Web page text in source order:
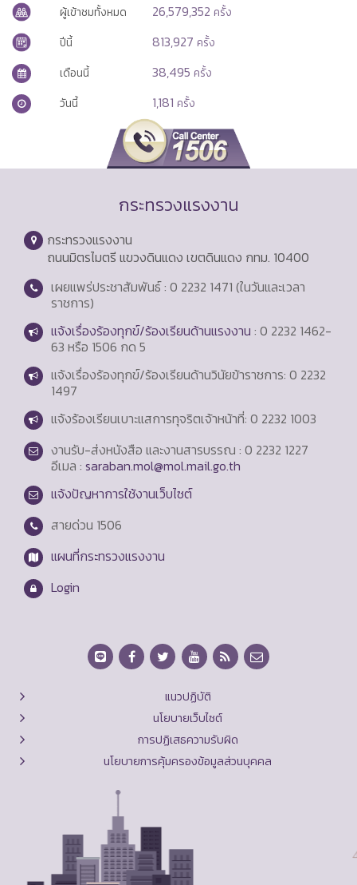
ผู้เข้าชมทั้งหมด 26,579,352 ครั้ง
ปีนี้
813,927 ครั้ง
เดือนนี้
38,495 ครั้ง
วันนี้
1,181 ครั้ง
กระทรวงแรงงาน
กระทรวงแรงงาน
ถนนมิตรไมตรี แขวงดินแดง เขตดินแดง กทม. 10400
เผยแพร่ประชาสัมพันธ์ : 0 2232 1471 (ในวันและเวลา
ราชการ)
แจ้งเรื่องร้องทุกข์/ร้องเรียนด้านแรงงาน : 0 2232 1462-
63 หรือ 1506 กด 5
แจ้งเรื่องร้องทุกข์/ร้องเรียนด้านวินัยข้าราชการ: 0 2232
1497
แจ้งร้องเรียนเบาะแสการทุจริตเจ้าหน้าที่: 0 2232 1003
งานรับ-ส่งหนังสือ และงานสารบรรณ : 0 2232 1227
อีเมล : saraban.mol@mol.mail.go.th
แจ้งปัญหาการใช้งานเว็บไซต์
สายด่วน 1506
แผนที่กระทรวงแรงงาน
Login
แนวปฏิบัติ
นโยบายเว็บไซต์
การปฏิเสธความรับผิด
นโยบายการคุ้มครองข้อมูลส่วนบุคคล